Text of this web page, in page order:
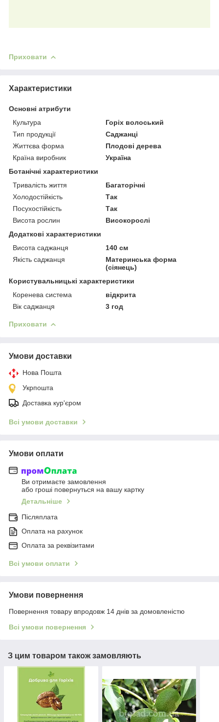
Приховати
Характеристики
Основні атрибути
Культура
Горіх волоський
Тип продукції
Саджанці
Життєва форма
Плодові дерева
Країна виробник
Україна
Ботанічні характеристики
Тривалість життя
Багаторічні
Холодостійкість
Так
Посухостійкість
Так
Висота рослин
Високорослі
Додаткові характеристики
Висота саджанця
140 см
Якість саджанця
Материнська форма
(сіянець)
Користувальницькі характеристики
Коренева система
відкрита
Вік саджанця
3 год
Приховати
Умови доставки
Нова Пошта
Укрпошта
Доставка кур'єром
Всі умови доставки
Умови оплати
Ви отримаєте замовлення
або гроші повернуться на вашу картку
Детальніше
Післяплата
Оплата на рахунок
Оплата за реквізитами
Всі умови оплати
Умови повернення
Повернення товару впродовж 14 днів за домовленістю
Всі умови повернення
З цим товаром також замовляють